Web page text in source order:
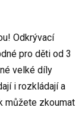
Odkrývací
pro děti od 3
velké díly
i rozkládají a
můžete zkoumat